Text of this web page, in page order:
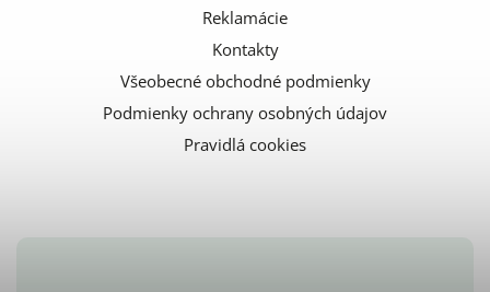
Reklamácie
Kontakty
Všeobecné obchodné podmienky
Podmienky ochrany osobných údajov
Pravidlá cookies